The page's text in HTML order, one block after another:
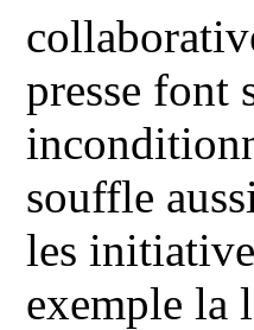
presse font
souffle
les
exemple la